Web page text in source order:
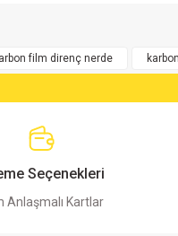
film direnç nerde
Seçenekleri
Anlaşmalı Kartlar